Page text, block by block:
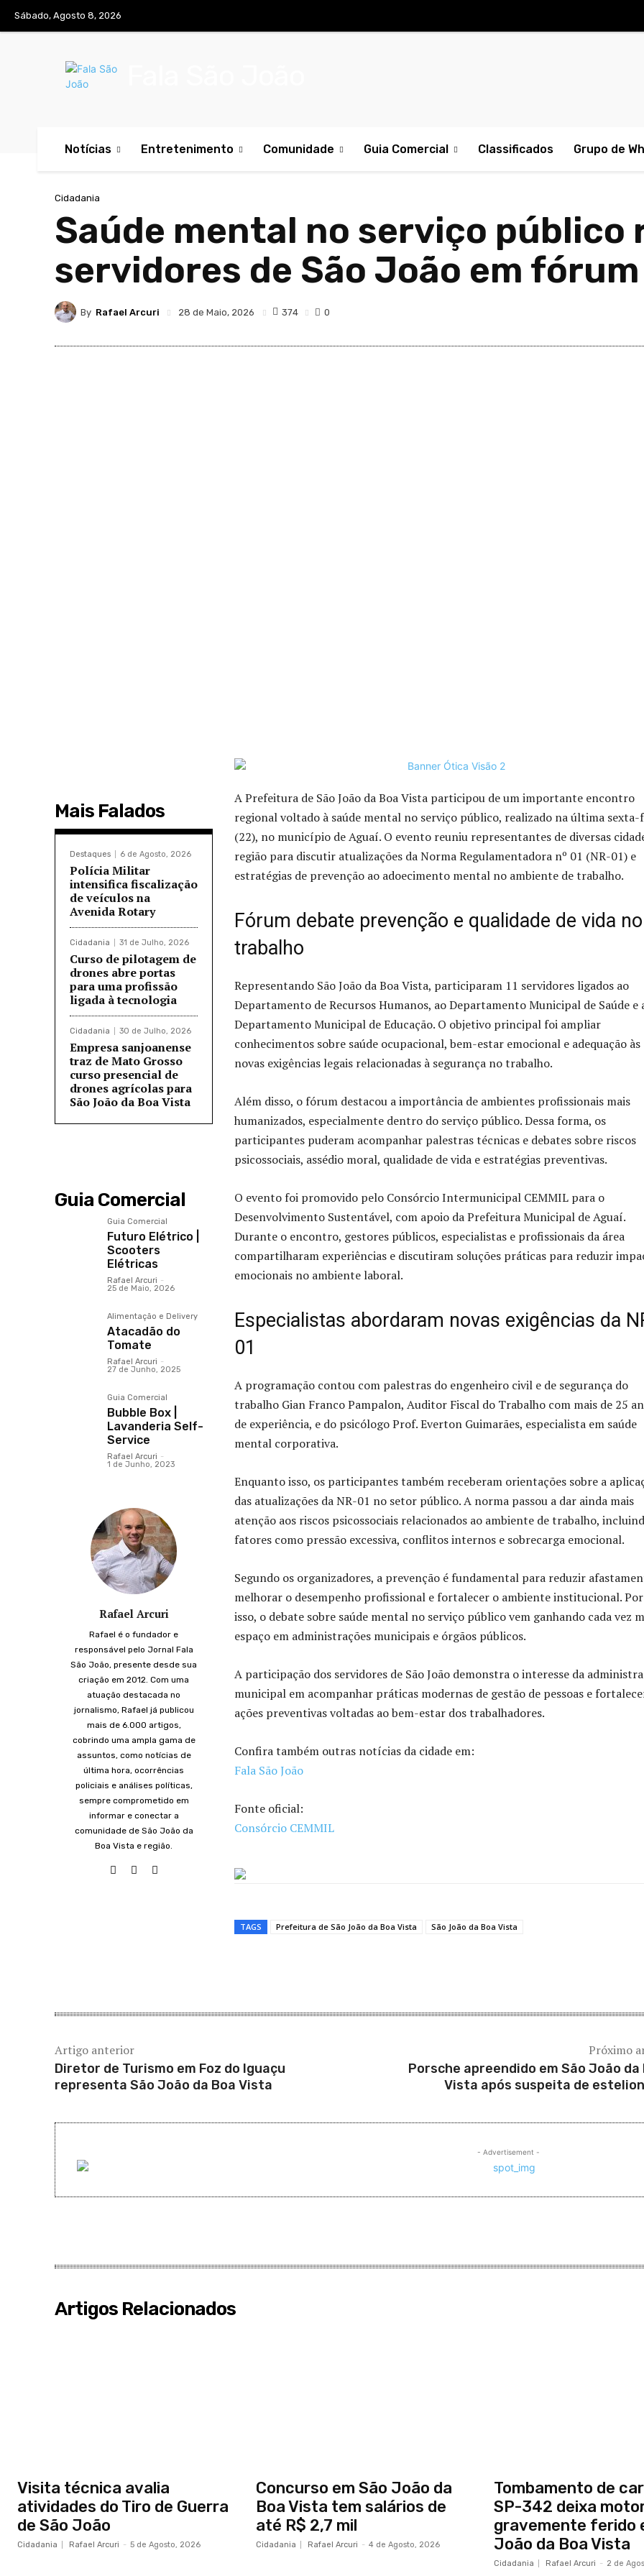
Sábado, Agosto 8, 2026
Notícias Entretenimento Comunidade Guia Comercial Classificados Grupo de
Cidadania
Saúde mental no serviço público
servidores de São João em
By Rafael Arcuri 28 de Maio, 2026 374 0
Mais Falados
Destaques 6 de Agosto, 2026
Polícia Militar
intensifica fiscalização
de veículos na
Avenida Rotary
Cidadania 31 de Julho, 2026
Curso de pilotagem de
drones abre portas
para uma profissão
ligada à tecnologia
Cidadania 30 de Julho, 2026
Empresa sanjoanense
traz de Mato Grosso
curso presencial de
drones agrícolas para
São João da Boa Vista
Guia Comercial
Guia Comercial
Futuro Elétrico |
Scooters
Elétricas
Rafael Arcuri -
25 de Maio, 2026
Alimentação e Delivery
Atacadão do
Tomate
Rafael Arcuri -
27 de Junho, 2025
Guia Comercial
Bubble Box |
Lavanderia Self-
Service
Rafael Arcuri -
1 de Junho, 2023
Rafael Arcuri
Rafael é o fundador e
responsável pelo Jornal Fala
São João, presente desde sua
criação em 2012. Com uma
atuação destacada no
jornalismo, Rafael já publicou
mais de 6.000 artigos,
cobrindo uma ampla gama de
assuntos, como notícias de
última hora, ocorrências
policiais e análises políticas,
sempre comprometido em
informar e conectar a
comunidade de São João da
Boa Vista e região.
A Prefeitura de São João da Boa Vista participou de um importante encontro
regional voltado à saúde mental no serviço público, realizado na última sexta-
(22), no município de Aguaí. O evento reuniu representantes de diversas
região para discutir atualizações da Norma Regulamentadora nº 01 (NR-01) e
estratégias de prevenção ao adoecimento mental no ambiente de trabalho.
Fórum debate prevenção e qualidade de vida no
trabalho
Representando São João da Boa Vista, participaram 11 servidores ligados ao
Departamento de Recursos Humanos, ao Departamento Municipal de Saúde e
Departamento Municipal de Educação. O objetivo principal foi ampliar
conhecimentos sobre saúde ocupacional, bem-estar emocional e adequação às
novas exigências legais relacionadas à segurança no trabalho.
Além disso, o fórum destacou a importância de ambientes profissionais mais
humanizados, especialmente dentro do serviço público. Dessa forma, os
participantes puderam acompanhar palestras técnicas e debates sobre riscos
psicossociais, assédio moral, qualidade de vida e estratégias preventivas.
O evento foi promovido pelo Consórcio Intermunicipal CEMMIL para o
Desenvolvimento Sustentável, com apoio da Prefeitura Municipal de Aguaí.
Durante o encontro, gestores públicos, especialistas e profissionais da área
compartilharam experiências e discutiram soluções práticas para reduzir
emocionais no ambiente laboral.
Especialistas abordaram novas exigências da
01
A programação contou com palestras do engenheiro civil e de segurança do
trabalho Gian Franco Pampalon, Auditor Fiscal do Trabalho com mais de 25
de experiência, e do psicólogo Prof. Everton Guimarães, especialista em saúde
mental corporativa.
Enquanto isso, os participantes também receberam orientações sobre a
das atualizações da NR-01 no setor público. A norma passou a dar ainda mais
atenção aos riscos psicossociais relacionados ao ambiente de trabalho,
fatores como pressão excessiva, conflitos internos e sobrecarga emocional.
Segundo os organizadores, a prevenção é fundamental para reduzir
melhorar o desempenho profissional e fortalecer o ambiente institucional. Por
isso, o debate sobre saúde mental no serviço público vem ganhando cada vez
espaço em administrações municipais e órgãos públicos.
A participação dos servidores de São João demonstra o interesse da
municipal em acompanhar práticas modernas de gestão de pessoas e
ações preventivas voltadas ao bem-estar dos trabalhadores.
Confira também outras notícias da cidade em:
Fala São João
Fonte oficial:
Consórcio CEMMIL
TAGS Prefeitura de São João da Boa Vista São João da Boa Vista
Artigo anterior
Diretor de Turismo em Foz do Iguaçu
representa São João da Boa Vista
Próximo
Porsche apreendido em São João da
Vista após suspeita de
- Advertisement -
Artigos Relacionados
Visita técnica avalia
atividades do Tiro de Guerra
de São João
Cidadania Rafael Arcuri - 5 de Agosto, 2026
Concurso em São João da
Boa Vista tem salários de
até R$ 2,7 mil
Cidadania Rafael Arcuri - 4 de Agosto, 2026
Tombamento de
SP-342 deixa
gravemente ferido
João da Boa Vista
Cidadania Rafael Arcuri - 2 de